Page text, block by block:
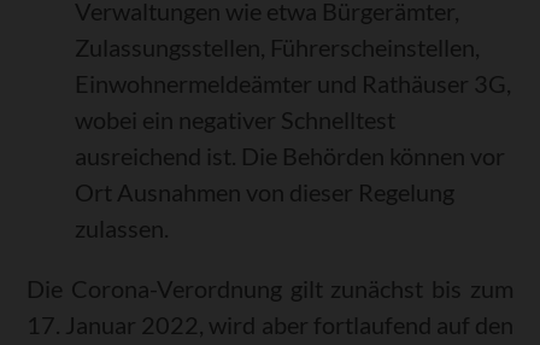
Verwaltungen wie etwa Bürgerämter,
Zulassungsstellen, Führerscheinstellen,
Einwohnermeldeämter und Rathäuser 3G,
wobei ein negativer Schnelltest
ausreichend ist. Die Behörden können vor
Ort Ausnahmen von dieser Regelung
zulassen.
Die Corona-Verordnung gilt zunächst bis zum
17. Januar 2022, wird aber fortlaufend auf den